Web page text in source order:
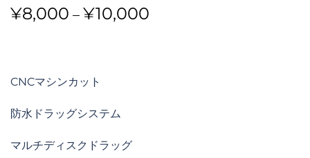
¥8,000 – ¥10,000
CNCマシンカット
防水ドラッグシステム
マルチディスクドラッグ